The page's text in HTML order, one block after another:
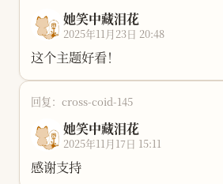
支持，认真写反馈。
可我又确实向往慢生活，喜欢温暖
是满满当当，焦虑也常常跟着我。
我好像一直在努力成为更清楚的自
她笑中藏泪花
2025年11月23日 20:48
这个主题好看！
回复：cross-coid-145
她笑中藏泪花
2025年11月17日 15:11
感谢支持